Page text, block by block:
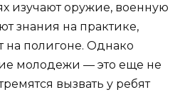
изучают оружие, военную
знания на практике,
на полигоне. Однако
молодежи — это еще не
вызвать у ребят